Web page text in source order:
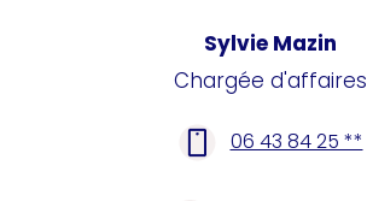
Sylvie Mazin
Chargée d'affaires
06 43 84 25 **